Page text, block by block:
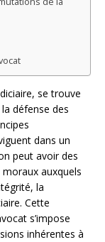
se trouve
défense des
dans un
peut avoir des
auxquels
la
Cette
s’impose
inhérentes à